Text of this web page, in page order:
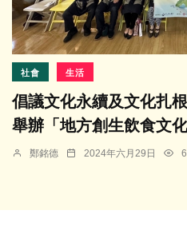
社會 生活
倡議文化永續及文化扎
舉辦「地方創生飲食文化
鄭銘德 2024年六月29日